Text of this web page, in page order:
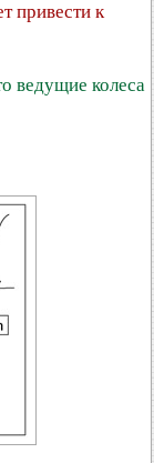
привести к
ведущие колеса